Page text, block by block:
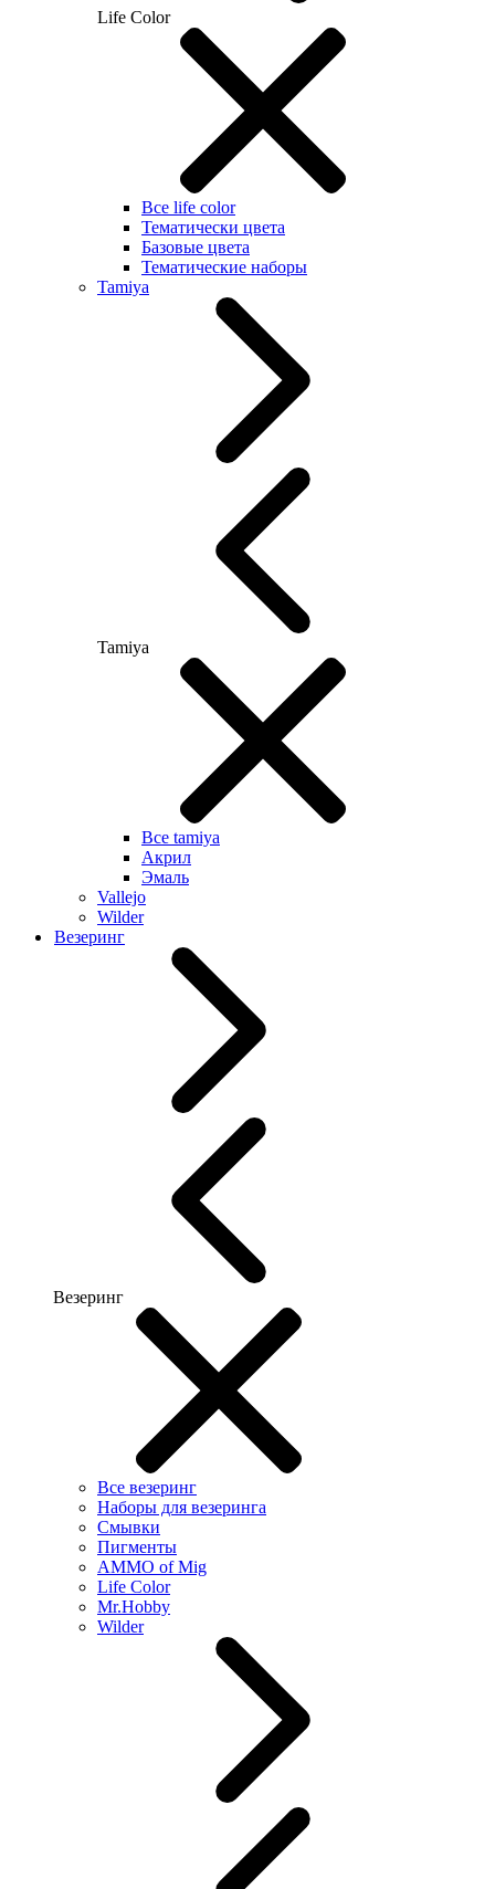
Life Color
Все life color
Тематически цвета
Базовые цвета
Тематические наборы
Tamiya
Tamiya
Все tamiya
Акрил
Эмаль
Vallejo
Wilder
Везеринг
Везеринг
Все везеринг
Наборы для везеринга
Смывки
Пигменты
AMMO of Mig
Life Color
Mr.Hobby
Wilder